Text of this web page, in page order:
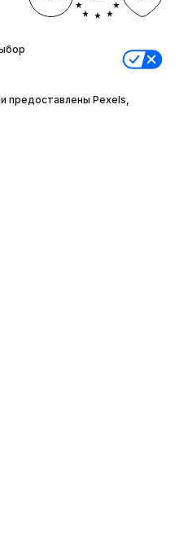
предоставлены Pexels,